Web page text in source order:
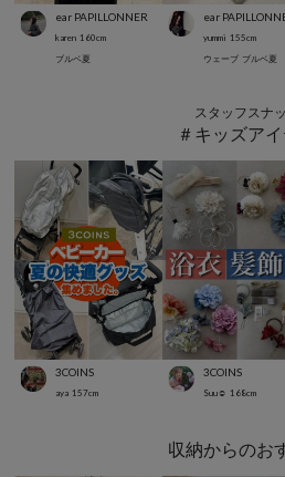
ear PAPILLONNER
karen 160cm
ブルベ夏
ear
yummi 155cm
ウェーブ ブルベ夏
スタッフスナ
＃キッズア
3COINS
aya 157cm
3COINS
Suu☺︎ 168cm
収納からのお